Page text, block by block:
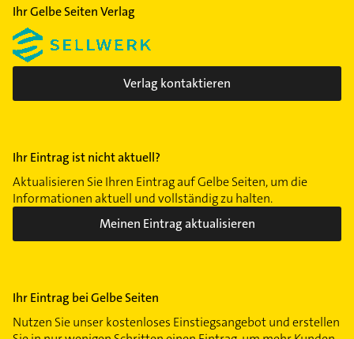
Ihr Gelbe Seiten Verlag
Verlag kontaktieren
Ihr Eintrag ist nicht aktuell?
Aktualisieren Sie Ihren Eintrag auf Gelbe Seiten, um die
Informationen aktuell und vollständig zu halten.
Meinen Eintrag aktualisieren
Ihr Eintrag bei Gelbe Seiten
Nutzen Sie unser kostenloses Einstiegsangebot und erstellen